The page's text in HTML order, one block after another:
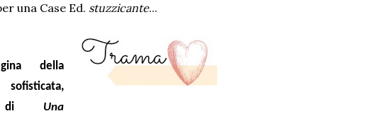
una Case Ed. stuzzicante...
della
sofisticata,
di Una